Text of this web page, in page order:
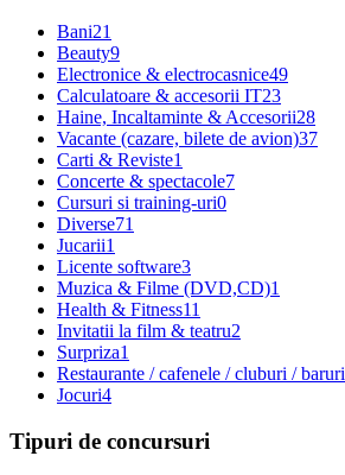
Bani21
Beauty9
Electronice & electrocasnice49
Calculatoare & accesorii IT23
Haine, Incaltaminte & Accesorii28
Vacante (cazare, bilete de avion)37
Carti & Reviste1
Concerte & spectacole7
Cursuri si training-uri0
Diverse71
Jucarii1
Licente software3
Muzica & Filme (DVD,CD)1
Health & Fitness11
Invitatii la film & teatru2
Surpriza1
Restaurante / cafenele / cluburi / baruri
Jocuri4
Tipuri de concursuri